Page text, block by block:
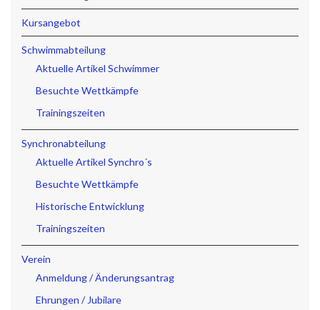
Kursangebot
Schwimmabteilung
Aktuelle Artikel Schwimmer
Besuchte Wettkämpfe
Trainingszeiten
Synchronabteilung
Aktuelle Artikel Synchro´s
Besuchte Wettkämpfe
Historische Entwicklung
Trainingszeiten
Verein
Anmeldung / Änderungsantrag
Ehrungen / Jubilare